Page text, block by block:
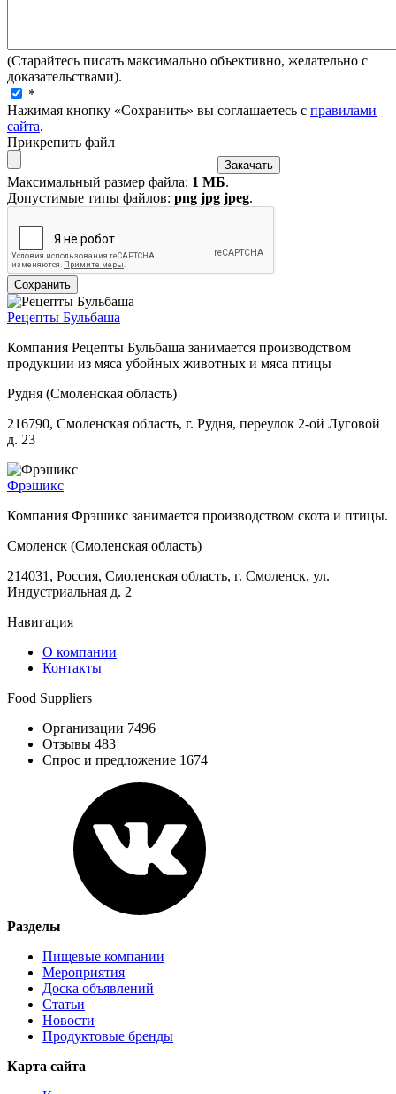
(Старайтесь писать максимально объективно, желательно с
доказательствами).
*
Нажимая кнопку «Сохранить» вы соглашаетесь с правилами
сайта.
Прикрепить файл
Максимальный размер файла: 1 МБ.
Допустимые типы файлов: png jpg jpeg.
Рецепты Бульбаша
Компания Рецепты Бульбаша занимается производством
продукции из мяса убойных животных и мяса птицы
Рудня (Смоленская область)
216790, Смоленская область, г. Рудня, переулок 2-ой Луговой
д. 23
Фрэшикс
Компания Фрэшикс занимается производством скота и птицы.
Смоленск (Смоленская область)
214031, Россия, Смоленская область, г. Смоленск, ул.
Индустриальная д. 2
Навигация
О компании
Контакты
Food Suppliers
Организации 7496
Отзывы 483
Спрос и предложение 1674
Разделы
Пищевые компании
Мероприятия
Доска объявлений
Статьи
Новости
Продуктовые бренды
Карта сайта